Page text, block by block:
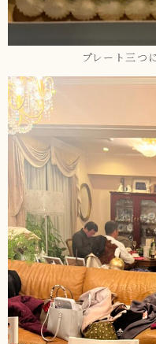
プレート三つ